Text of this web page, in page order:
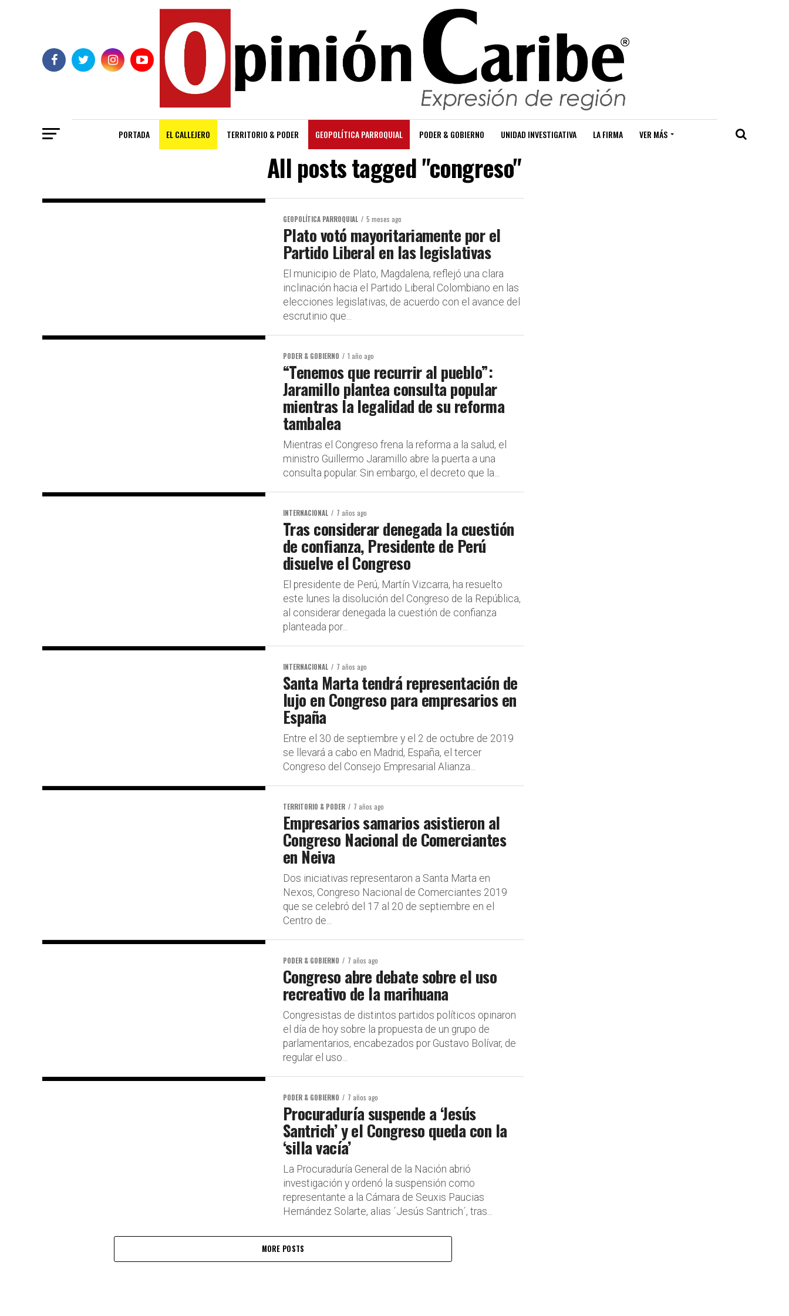
PORTADA EL CALLEJERO TERRITORIO & PODER GEOPOLÍTICA PARROQUIAL PODER & GOBIERNO UNIDAD INVESTIGATIVA LA FIRMA VER MÁS
All posts tagged "congreso"
GEOPOLÍTICA PARROQUIAL 5 meses ago
Plato votó mayoritariamente por el
Partido Liberal en las legislativas
El municipio de Plato, Magdalena, reflejó una clara
inclinación hacia el Partido Liberal Colombiano en las
elecciones legislativas, de acuerdo con el avance del
escrutinio que...
PODER & GOBIERNO 1 año ago
“Tenemos que recurrir al pueblo”:
Jaramillo plantea consulta popular
mientras la legalidad de su reforma
tambalea
Mientras el Congreso frena la reforma a la salud, el
ministro Guillermo Jaramillo abre la puerta a una
consulta popular. Sin embargo, el decreto que la...
INTERNACIONAL 7 años ago
Tras considerar denegada la cuestión
de confianza, Presidente de Perú
disuelve el Congreso
El presidente de Perú, Martín Vizcarra, ha resuelto
este lunes la disolución del Congreso de la República,
al considerar denegada la cuestión de confianza
planteada por...
INTERNACIONAL 7 años ago
Santa Marta tendrá representación de
lujo en Congreso para empresarios en
España
Entre el 30 de septiembre y el 2 de octubre de 2019
se llevará a cabo en Madrid, España, el tercer
Congreso del Consejo Empresarial Alianza...
TERRITORIO & PODER 7 años ago
Empresarios samarios asistieron al
Congreso Nacional de Comerciantes
en Neiva
Dos iniciativas representaron a Santa Marta en
Nexos, Congreso Nacional de Comerciantes 2019
que se celebró del 17 al 20 de septiembre en el
Centro de...
PODER & GOBIERNO 7 años ago
Congreso abre debate sobre el uso
recreativo de la marihuana
Congresistas de distintos partidos políticos opinaron
el día de hoy sobre la propuesta de un grupo de
parlamentarios, encabezados por Gustavo Bolívar, de
regular el uso...
PODER & GOBIERNO 7 años ago
Procuraduría suspende a ‘Jesús
Santrich’ y el Congreso queda con la
‘silla vacía’
La Procuraduría General de la Nación abrió
investigación y ordenó la suspensión como
representante a la Cámara de Seuxis Paucias
Hernández Solarte, alias ´Jesús Santrich´, tras...
MORE POSTS